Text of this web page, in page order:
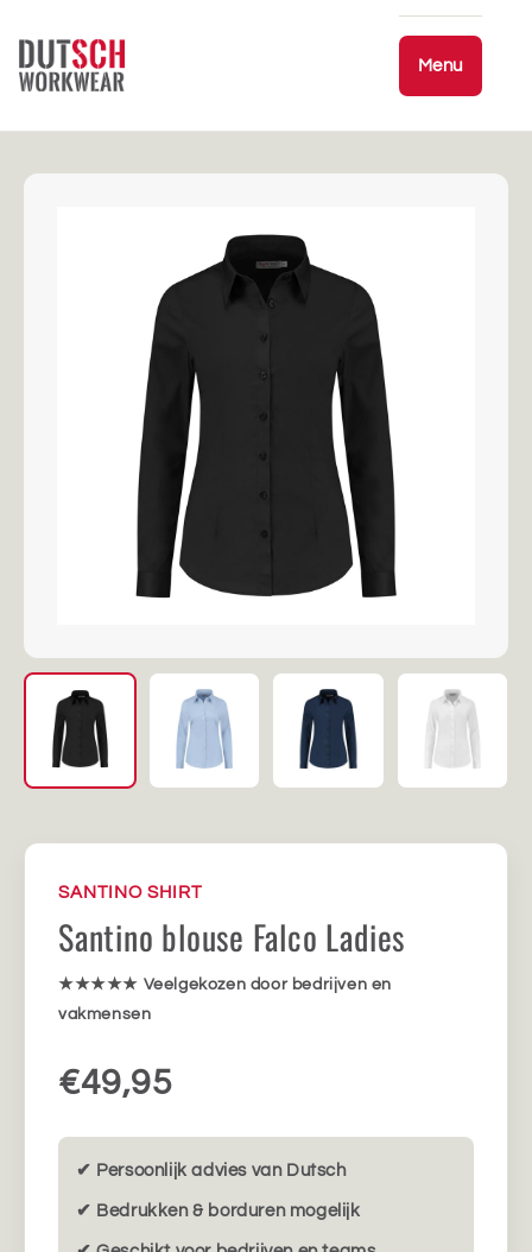
content
Menu
SANTINO SHIRT
Santino blouse Falco Ladies
★★★★★ Veelgekozen door bedrijven en
vakmensen
€49,95
✔ Persoonlijk advies van Dutsch
✔ Bedrukken & borduren mogelijk